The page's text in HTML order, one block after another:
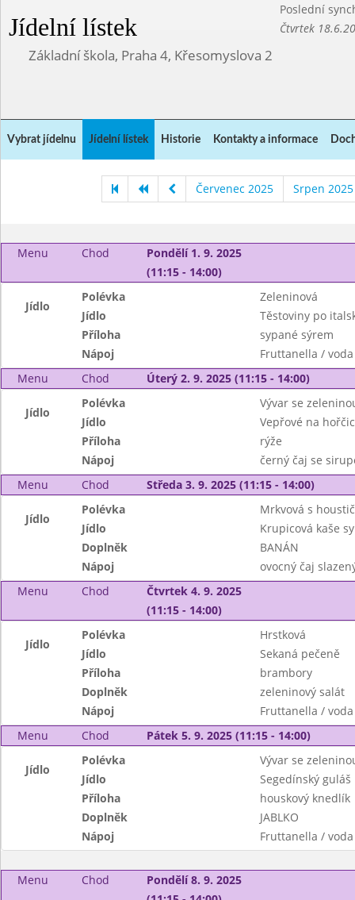
Jídelní lístek
Poslední
Čtvrtek
Základní škola, Praha 4, Křesomyslova 2
Vybrat jídelnu Jídelní lístek Historie Kontakty a informace
Červenec 2025 Srpen 2025
Menu Chod
Pondělí 1. 9. 2025
(11:15 - 14:00)
Jídlo
Polévka
Zeleninová
Jídlo
Těstoviny po
Příloha
sypané sýrem
Nápoj
Fruttanella / voda
Menu
Chod Úterý 2. 9. 2025 (11:15 - 14:00)
Jídlo
Polévka
Vývar se
Jídlo
Vepřové na
Příloha
rýže
Nápoj
černý čaj se
Menu
Chod Středa 3. 9. 2025 (11:15 - 14:00)
Jídlo
Polévka
Mrkvová s
Jídlo
Krupicová kaše
Doplněk
BANÁN
Nápoj
ovocný čaj
Menu
Chod
Čtvrtek 4. 9. 2025
(11:15 - 14:00)
Jídlo
Polévka
Hrstková
Jídlo
Sekaná pečeně
Příloha
brambory
Doplněk
zeleninový salát
Nápoj
Fruttanella / voda
Menu
Chod Pátek 5. 9. 2025 (11:15 - 14:00)
Jídlo
Polévka
Vývar se
Jídlo
Segedínský guláš
Příloha
houskový knedlík
Doplněk
JABLKO
Nápoj
Fruttanella / voda
Menu Chod
Pondělí 8. 9. 2025